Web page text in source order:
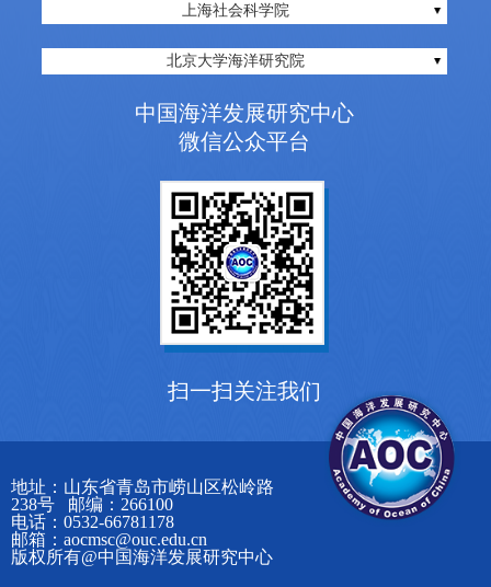
上海社会科学院
北京大学海洋研究院
中国海洋发展研究中心
微信公众平台
扫一扫关注我们
地址：山东省青岛市崂山区松岭路
238号 邮编：266100
电话：0532-66781178
邮箱：aocmsc@ouc.edu.cn
版权所有@中国海洋发展研究中心